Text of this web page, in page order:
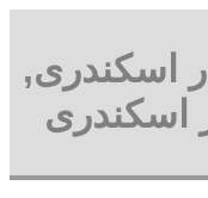
اسکندری,
اسکندری